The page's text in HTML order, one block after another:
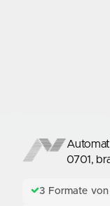
0701,
3 Formate